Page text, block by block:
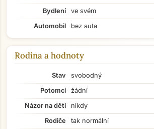
Bydlení
ve svém
Automobil
bez auta
Rodina a hodnoty
Stav
svobodný
Potomci
žádní
Názor na děti
nikdy
Rodiče
tak normální